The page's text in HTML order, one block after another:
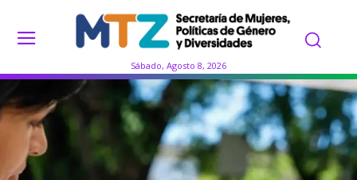
Sábado, Agosto 8, 2026